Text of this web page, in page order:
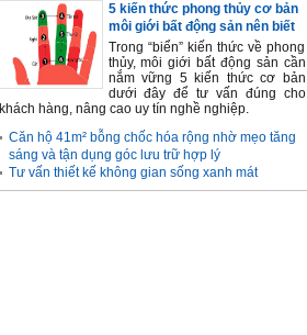
5 kiến thức phong thủy cơ bản
môi giới bất động sản nên biết
Trong “biển” kiến thức về phong
thủy, môi giới bất động sản cần
nắm vững 5 kiến thức cơ bản
dưới đây để tư vấn đúng cho
khách hàng, nâng cao uy tín nghề nghiệp.
Căn hộ 41m² bỗng chốc hóa rộng nhờ mẹo tăng
sáng và tận dụng góc lưu trữ hợp lý
Tư vấn thiết kế không gian sống xanh mát